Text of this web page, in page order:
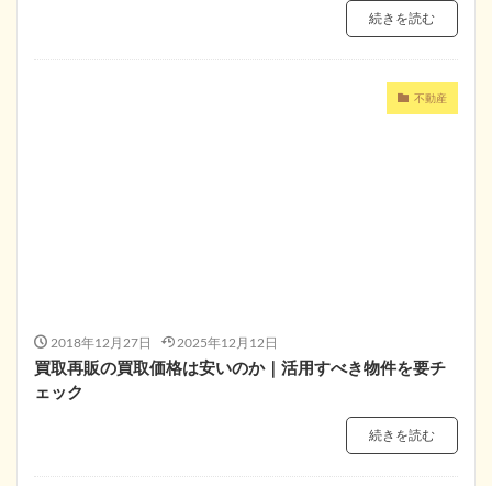
続きを読む
不動産
2018年12月27日 2025年12月12日
買取再販の買取価格は安いのか｜活用すべき物件を要チ
ェック
続きを読む